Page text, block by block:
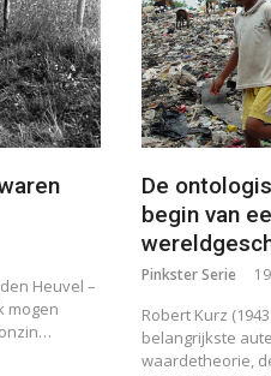
Heuvel –
mogen
De
begin van
Pinkster Serie
Robert Kurz
belangrijkste
waardetheorie,